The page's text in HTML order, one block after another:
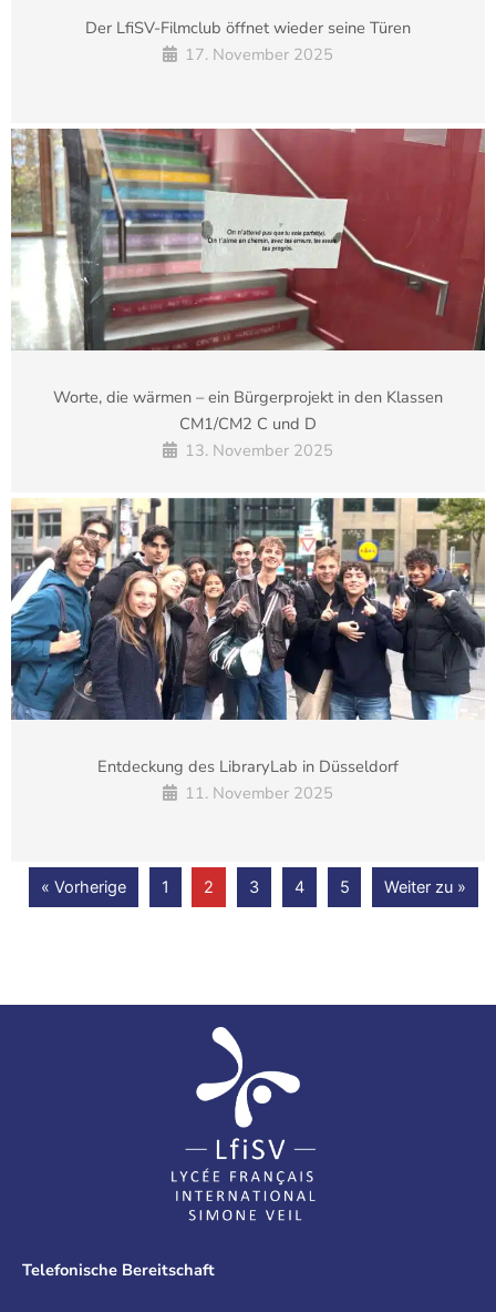
Der LfiSV-Filmclub öffnet wieder seine Türen
17. November 2025
Worte, die wärmen – ein Bürgerprojekt in den Klassen
CM1/CM2 C und D
13. November 2025
Entdeckung des LibraryLab in Düsseldorf
11. November 2025
« Vorherige 1 2 3 4 5 Weiter zu »
Telefonische Bereitschaft